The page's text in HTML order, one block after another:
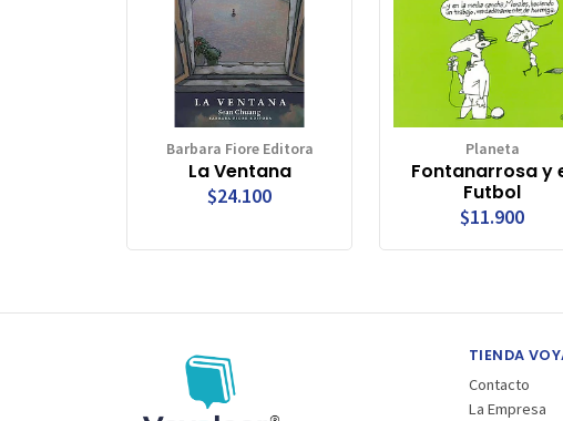
Barbara Fiore Editora
La Ventana
$24.100
Planeta
Fontanarrosa y
Futbol
$11.900
TIENDA
Contacto
La Empresa